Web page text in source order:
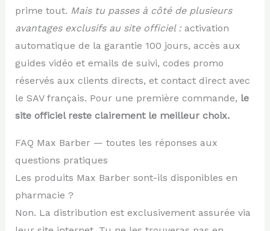
prime tout. Mais tu passes à côté de plusieurs
avantages exclusifs au site officiel :activation
automatique de la garantie 100 jours, accès aux
guides vidéo et emails de suivi, codes promo
réservés aux clients directs, et contact direct avec
le SAV français. Pour une première commande, le
site officiel reste clairement le meilleur choix.
FAQ Max Barber — toutes les réponses aux
questions pratiques
Les produits Max Barber sont-ils disponibles en
pharmacie ?
Non. La distribution est exclusivement assurée via